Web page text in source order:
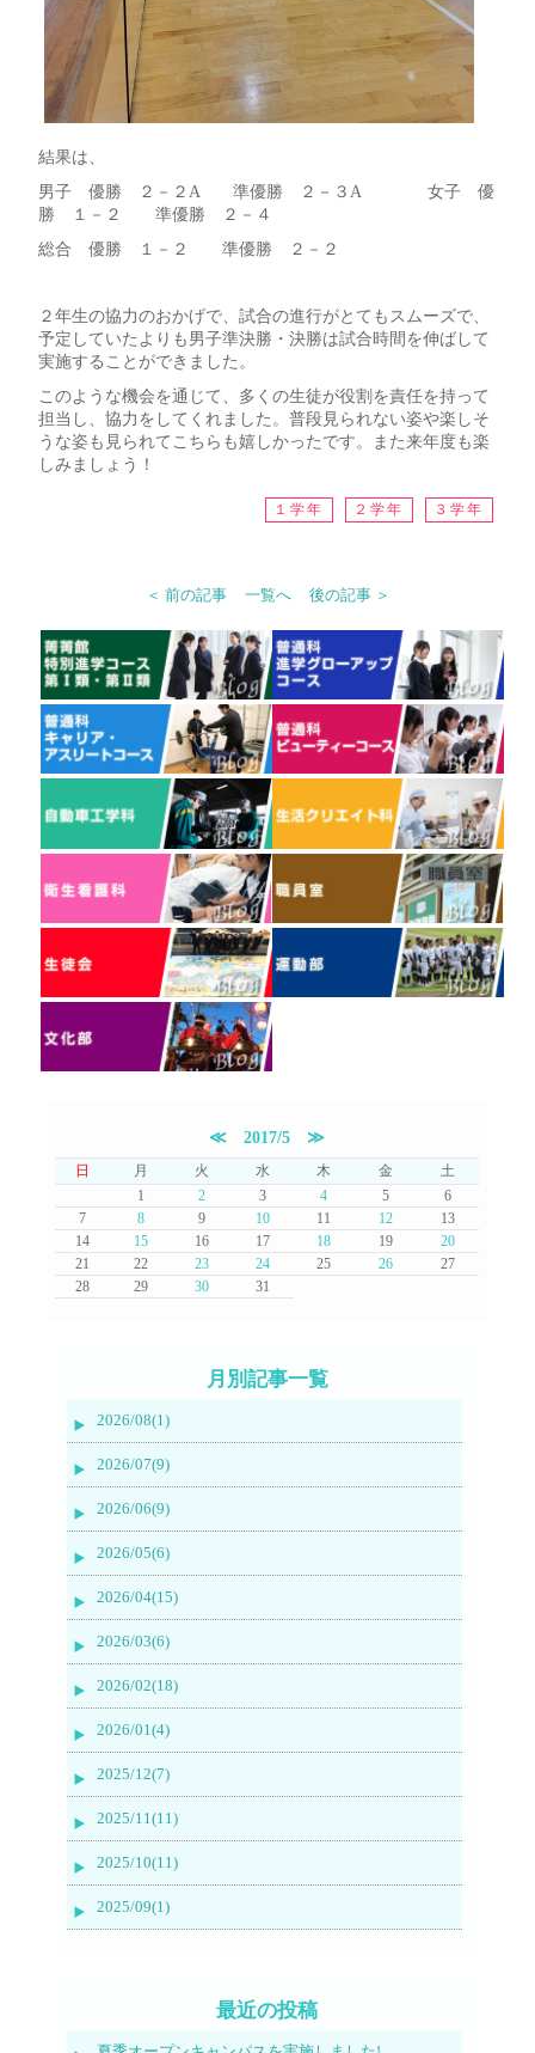
結果は、
男子 優勝 ２－２A 準優勝 ２－３A 女子 優
勝 １－２ 準優勝 ２－４
総合 優勝 １－２ 準優勝 ２－２
２年生の協力のおかげで、試合の進行がとてもスムーズで、
予定していたよりも男子準決勝・決勝は試合時間を伸ばして
実施することができました。
このような機会を通じて、多くの生徒が役割を責任を持って
担当し、協力をしてくれました。普段見られない姿や楽しそ
うな姿も見られてこちらも嬉しかったです。また来年度も楽
しみましょう！
１学年 ２学年 ３学年
＜ 前の記事 一覧へ 後の記事 ＞
≪2017/5 ≫
日 月 火 水 木 金
土
1
2 3 4 5
6
7
8 9 10 11 12
13
14
15 16 17 18 19
20
21
22 23 24 25 26
27
28
29 30 31
月別記事一覧
2026/08(1)
2026/07(9)
2026/06(9)
2026/05(6)
2026/04(15)
2026/03(6)
2026/02(18)
2026/01(4)
2025/12(7)
2025/11(11)
2025/10(11)
2025/09(1)
最近の投稿